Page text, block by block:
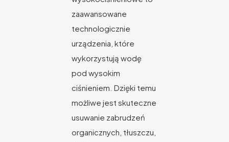
zaawansowane
technologicznie
urządzenia, które
wykorzystują wodę
pod wysokim
ciśnieniem. Dzięki temu
możliwe jest skuteczne
usuwanie zabrudzeń
organicznych, tłuszczu,